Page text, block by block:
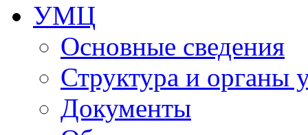
УМЦ
Основные сведения
Структура и органы
Документы